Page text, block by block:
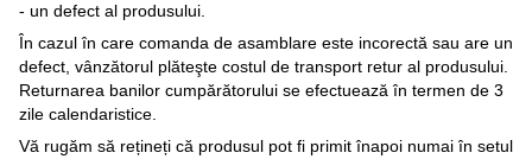
- un defect al produsului.
În cazul în care comanda de asamblare este incorectă sau are un
defect, vânzătorul plăteşte costul de transport retur al produsului.
Returnarea banilor cumpărătorului se efectuează în termen de 3
zile calendaristice.
Vă rugăm să rețineți că produsul pot fi primit înapoi numai în setul